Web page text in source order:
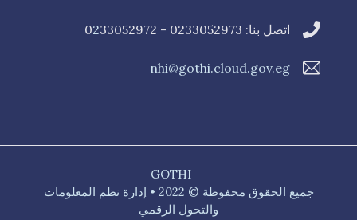
اتصل بنا: 0233052973 - 0 233052972
nhi@gothi.cloud.gov.eg
GOTHI
جميع الحقوق محفوظة © 2022 • إدارة نظم المعلومات
والتحول الرقمي